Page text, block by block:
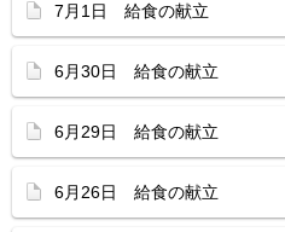
7月1日 給食の献立
6月30日 給食の献立
6月29日 給食の献立
6月26日 給食の献立